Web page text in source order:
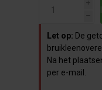
i
h
Let op: De
Na het
per e-mail.